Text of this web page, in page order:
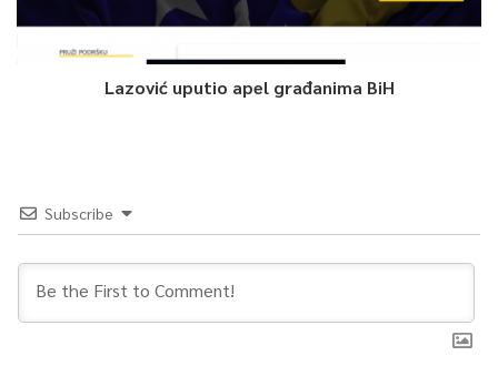
kojoj je pravda najbolji oblik provođenja vladavine prava je
ustvari programski cilj Naroda i pravde. Riječ je o jednom
snažnom potentnom političkom projektu koji jasno stoji iza
Također, na kongresu su izabrani potpredsjednici stranke:
Nermin Muzur i Sead Trnovac.
Novo stranačko rukovodstvo izabralo je oko 400 delegata koji
Lazović uputio apel građanima BiH
Subscribe